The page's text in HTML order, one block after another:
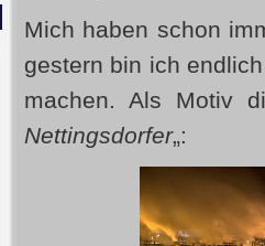
Mich haben schon
gestern bin ich
machen. Als Motiv
Nettingsdorfer„: